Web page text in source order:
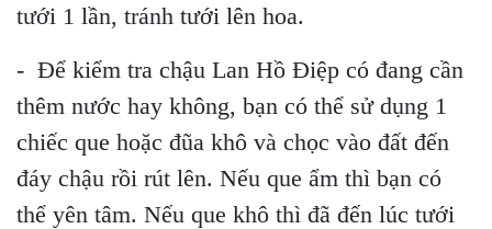
tưới 1 lần, tránh tưới lên hoa.
- Để kiểm tra chậu Lan Hồ Điệp có đang cần
thêm nước hay không, bạn có thể sử dụng 1
chiếc que hoặc đũa khô và chọc vào đất đến
đáy chậu rồi rút lên. Nếu que ẩm thì bạn có
thể yên tâm. Nếu que khô thì đã đến lúc tưới